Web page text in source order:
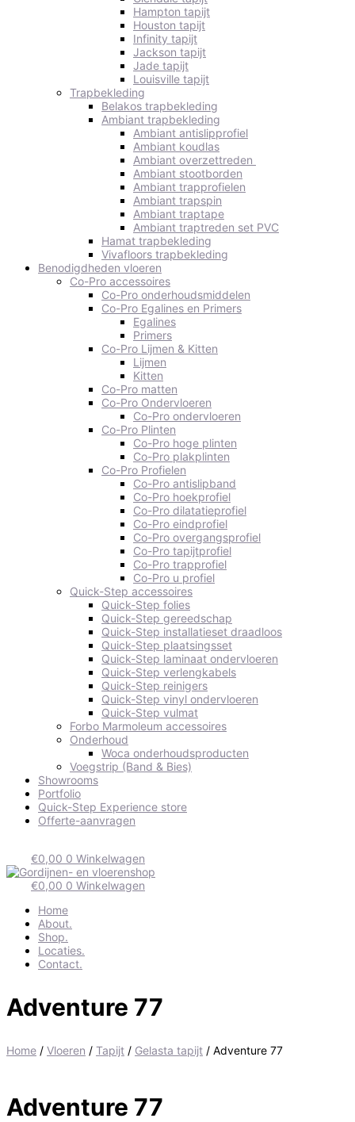
Hampton tapijt
Houston tapijt
Infinity tapijt
Jackson tapijt
Jade tapijt
Louisville tapijt
Trapbekleding
Belakos trapbekleding
Ambiant trapbekleding
Ambiant antislipprofiel
Ambiant koudlas
Ambiant overzettreden
Ambiant stootborden
Ambiant trapprofielen
Ambiant trapspin
Ambiant traptape
Ambiant traptreden set PVC
Hamat trapbekleding
Vivafloors trapbekleding
Benodigdheden vloeren
Co-Pro accessoires
Co-Pro onderhoudsmiddelen
Co-Pro Egalines en Primers
Egalines
Primers
Co-Pro Lijmen & Kitten
Lijmen
Kitten
Co-Pro matten
Co-Pro Ondervloeren
Co-Pro ondervloeren
Co-Pro Plinten
Co-Pro hoge plinten
Co-Pro plakplinten
Co-Pro Profielen
Co-Pro antislipband
Co-Pro hoekprofiel
Co-Pro dilatatieprofiel
Co-Pro eindprofiel
Co-Pro overgangsprofiel
Co-Pro tapijtprofiel
Co-Pro trapprofiel
Co-Pro u profiel
Quick-Step accessoires
Quick-Step folies
Quick-Step gereedschap
Quick-Step installatieset draadloos
Quick-Step plaatsingsset
Quick-Step laminaat ondervloeren
Quick-Step verlengkabels
Quick-Step reinigers
Quick-Step vinyl ondervloeren
Quick-Step vulmat
Forbo Marmoleum accessoires
Onderhoud
Woca onderhoudsproducten
Voegstrip (Band & Bies)
Showrooms
Portfolio
Quick-Step Experience store
Offerte-aanvragen
€0,00 0 Winkelwagen
€0,00 0 Winkelwagen
Home
About.
Shop.
Locaties.
Contact.
Adventure 77
Home / Vloeren / Tapijt / Gelasta tapijt / Adventure 77
Adventure 77